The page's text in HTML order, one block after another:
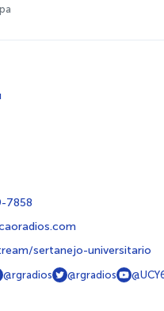
7858
sertanejo-universitario
@rgradios @rgradios